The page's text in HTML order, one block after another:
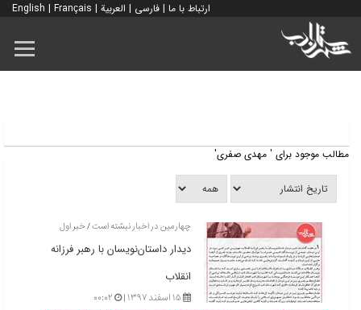
ارتباط با ما | فارسی | العربية |
English | Français
مطالب موجود برای ' مهدی صفری'
چهارمین در اخبار نبشته است / خبر اول
دیدار داستان‌نویسان با رهبر فرزانه
انقلاب
۱۵ اسفند ۱۳۹۷ | ۰۰:۰۲